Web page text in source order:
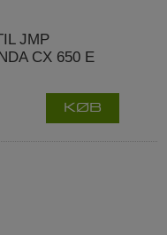
JMP
CX 650 E
KØB